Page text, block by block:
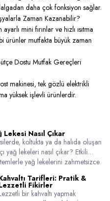
daha çok fonksiyon sağlar.
Zaman Kazanabilir?
mini fırınlar ve hızlı ısıtma
ürünler mutfakta büyük zaman
Dostu Mutfak Gereçleri
makinesi, tek gözlü elektrikli
yüksek işlevli ürünlerdir.
Lekesi Nasıl Çıkar
koltukta ya da halıda oluşan
yağ lekeleri nasıl çıkar? Etkili
yağ lekelerini zahmetsizce
göz atın!Tarifleri: Pratik &
Fikirler
bir kahvaltı yapmak